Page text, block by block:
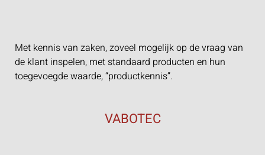
Met kennis van zaken, zoveel mogelijk op de vraag van
de klant inspelen, met standaard producten en hun
toegevoegde waarde, “productkennis”.
VABOTEC